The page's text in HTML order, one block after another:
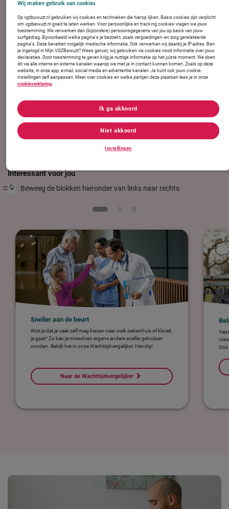
Direct regelen
Verzekerden geven VGZbewuzt een
Interessant voor jou
Beweeg de blokken hieronder van links naar rechts
Sneller aan de beurt
Wist je dat je vaak zelf mag kiezen naar welk ziekenhuis of kliniek
je gaat? Zo kan je misschien ergens anders sneller geholpen
worden. Bekijk het in onze Wachttijdvergelijker. Handig!
Naar de Wachttijdvergelijker
Ook
Wij maken gebruik van cookies
Op vgzbuwuzt.nl gebruiken wij cookies en technieken die hierop lijken. Basis cookies zijn verplicht
om vgzbewuzt.nl goed te laten werken. Voor persoonlijke en tracking cookies vragen we jouw
toestemming. We verwerken dan (bijzondere) persoonsgegevens van jou op basis van jouw
surfgedrag. Bijvoorbeeld welke pagina’s je bezoekt, zoals vergoedingen- en zorg gerelateerde
pagina’s. Deze bevatten mogelijk medische informatie. Ook verwerken wij daarbij je IP-adres. Ben
je ingelogd in Mijn VGZBewuzt? Wees gerust, wij gebruiken via cookies nooit informatie over jouw
declaraties. Door toestemming te geven krijg je nuttige informatie op het juiste moment. We doen
dit via alle interne en externe kanalen waarop we met je in contact kunnen komen. Zoals op deze
website, in onze app, e-mail, social media en advertentie kanalen. Je kunt ook jouw cookie-
instellingen zelf aanpassen. Meer over cookies en welke partijen deze plaatsen lees je in onze
cookieverklaring.
Instellingen
Niet akkoord
Ik ga akkoord